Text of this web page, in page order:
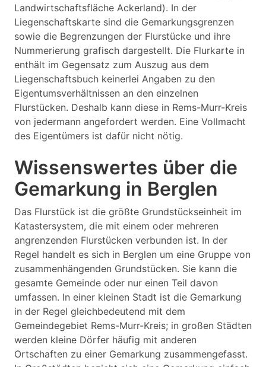
Landwirtschaftsfläche Ackerland). In der
Liegenschaftskarte sind die Gemarkungsgrenzen
sowie die Begrenzungen der Flurstücke und ihre
Nummerierung grafisch dargestellt. Die Flurkarte in
enthält im Gegensatz zum Auszug aus dem
Liegenschaftsbuch keinerlei Angaben zu den
Eigentumsverhältnissen an den einzelnen
Flurstücken. Deshalb kann diese in Rems-Murr-Kreis
von jedermann angefordert werden. Eine Vollmacht
des Eigentümers ist dafür nicht nötig.
Wissenswertes über die
Gemarkung in Berglen
Das Flurstück ist die größte Grundstückseinheit im
Katastersystem, die mit einem oder mehreren
angrenzenden Flurstücken verbunden ist. In der
Regel handelt es sich in Berglen um eine Gruppe von
zusammenhängenden Grundstücken. Sie kann die
gesamte Gemeinde oder nur einen Teil davon
umfassen. In einer kleinen Stadt ist die Gemarkung
in der Regel gleichbedeutend mit dem
Gemeindegebiet Rems-Murr-Kreis; in großen Städten
werden kleine Dörfer häufig mit anderen
Ortschaften zu einer Gemarkung zusammengefasst.